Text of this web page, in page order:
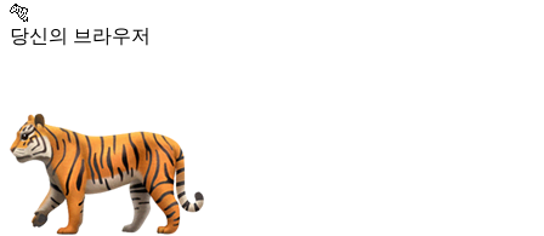
🐅
당신의 브라우저